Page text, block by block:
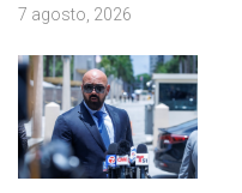
7 agosto, 2026